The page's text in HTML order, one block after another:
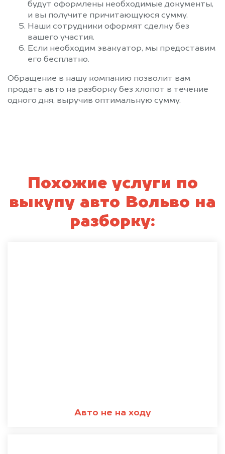
будут оформлены необходимые документы,
и вы получите причитающуюся сумму.
Наши сотрудники оформят сделку без
вашего участия.
Если необходим эвакуатор, мы предоставим
его бесплатно.
Обращение в нашу компанию позволит вам
продать авто на разборку без хлопот в течение
одного дня, выручив оптимальную сумму.
Похожие услуги по
выкупу авто Вольво на
разборку:
Авто не на ходу